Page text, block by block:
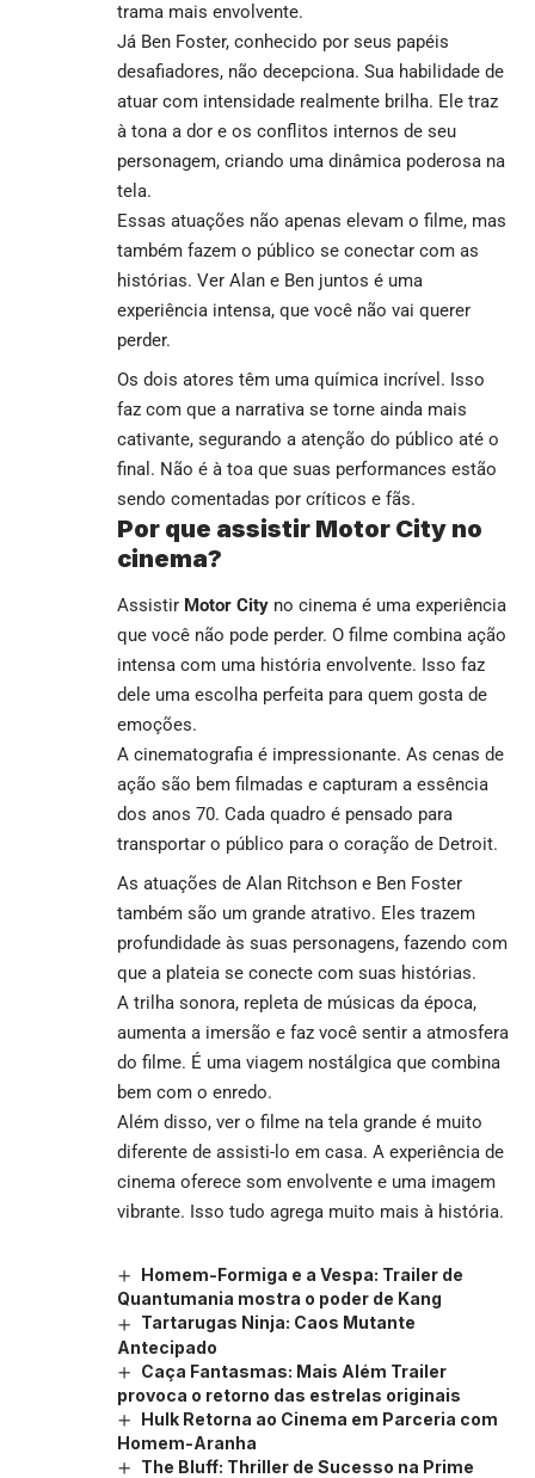
trama mais envolvente.
Já Ben Foster, conhecido por seus papéis
desafiadores, não decepciona. Sua habilidade de
atuar com intensidade realmente brilha. Ele traz
à tona a dor e os conflitos internos de seu
personagem, criando uma dinâmica poderosa na
tela.
Essas atuações não apenas elevam o filme, mas
também fazem o público se conectar com as
histórias. Ver Alan e Ben juntos é uma
experiência intensa, que você não vai querer
perder.
Os dois atores têm uma química incrível. Isso
faz com que a narrativa se torne ainda mais
cativante, segurando a atenção do público até o
final. Não é à toa que suas performances estão
sendo comentadas por críticos e fãs.
Por que assistir Motor City no
cinema?
Assistir Motor City no cinema é uma experiência
que você não pode perder. O filme combina ação
intensa com uma história envolvente. Isso faz
dele uma escolha perfeita para quem gosta de
emoções.
A cinematografia é impressionante. As cenas de
ação são bem filmadas e capturam a essência
dos anos 70. Cada quadro é pensado para
transportar o público para o coração de Detroit.
As atuações de Alan Ritchson e Ben Foster
também são um grande atrativo. Eles trazem
profundidade às suas personagens, fazendo com
que a plateia se conecte com suas histórias.
A trilha sonora, repleta de músicas da época,
aumenta a imersão e faz você sentir a atmosfera
do filme. É uma viagem nostálgica que combina
bem com o enredo.
Além disso, ver o filme na tela grande é muito
diferente de assisti-lo em casa. A experiência de
cinema oferece som envolvente e uma imagem
vibrante. Isso tudo agrega muito mais à história.
Homem-Formiga e a Vespa: Trailer de
Quantumania mostra o poder de Kang
Tartarugas Ninja: Caos Mutante
Antecipado
Caça Fantasmas: Mais Além Trailer
provoca o retorno das estrelas originais
Hulk Retorna ao Cinema em Parceria com
Homem-Aranha
The Bluff: Thriller de Sucesso na Prime